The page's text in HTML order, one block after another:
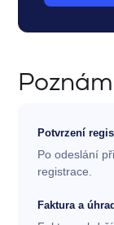
Potvrzení
Po odeslání
registrace.
Faktura a